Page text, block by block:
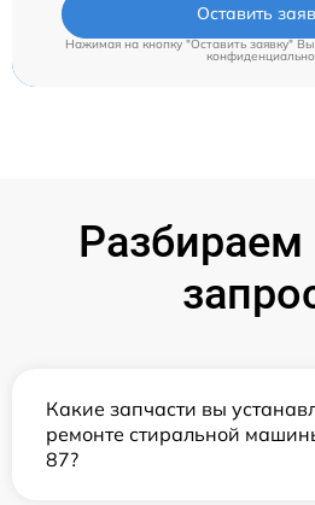
Оставить
Нажимая на кнопку "Оставить заявку"
Какие запчасти вы
ремонте стиральной
87?